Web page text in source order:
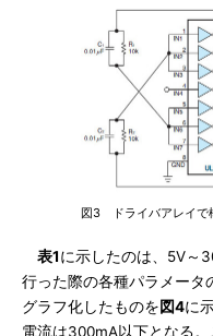
図3 ドライバアレイで
表1に示したのは、5V～
行った際の各種パラメータ
グラフ化したものを図4に
電流は300mA以下となる